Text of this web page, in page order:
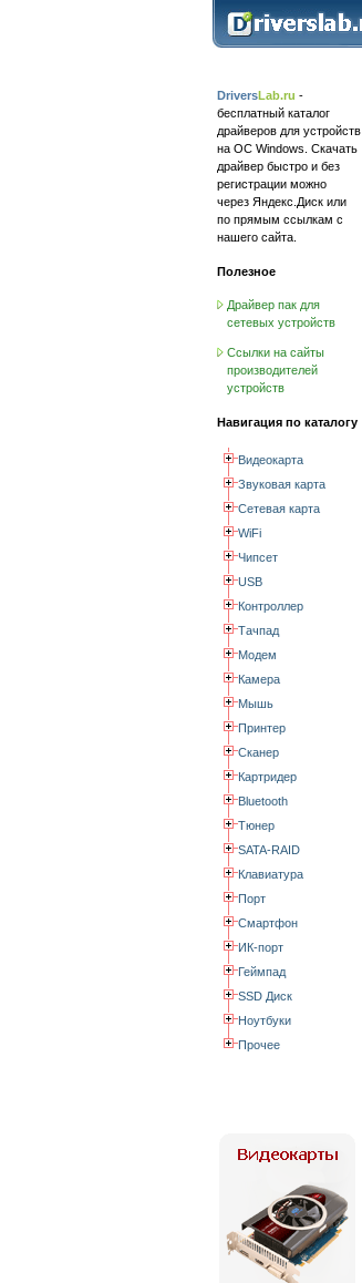
DriversLab.ru -
бесплатный каталог
драйверов для устройств
на ОС Windows. Скачать
драйвер быстро и без
регистрации можно
через Яндекс.Диск или
по прямым ссылкам с
нашего сайта.
Полезное
Драйвер пак для
сетевых устройств
Ссылки на сайты
производителей
устройств
Навигация по каталогу
Видеокарта
Звуковая карта
Сетевая карта
WiFi
Чипсет
USB
Контроллер
Тачпад
Модем
Камера
Мышь
Принтер
Сканер
Картридер
Bluetooth
Тюнер
SATA-RAID
Клавиатура
Порт
Смартфон
ИК-порт
Геймпад
SSD Диск
Ноутбуки
Прочее